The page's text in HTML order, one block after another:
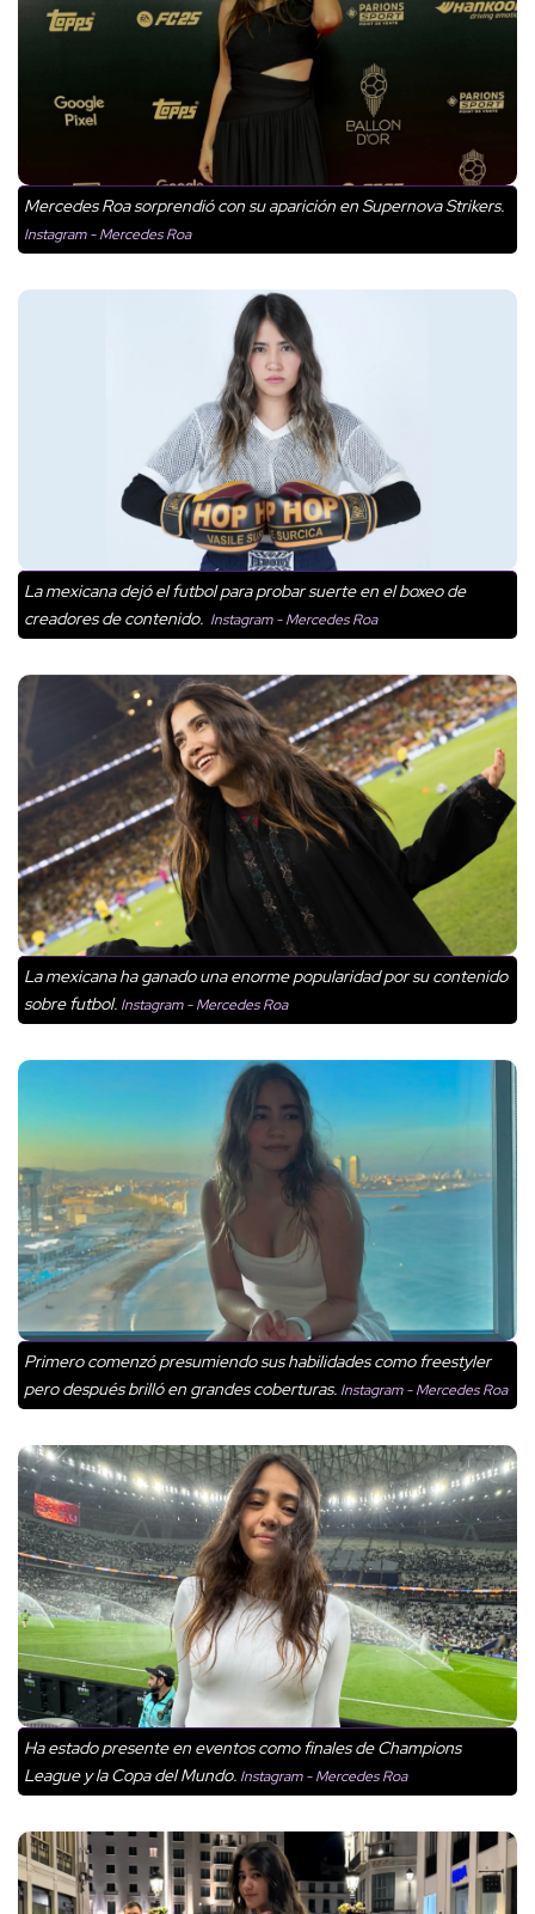
Mercedes Roa sorprendió con su aparición en Supernova Strikers.
Instagram - Mercedes Roa
La mexicana dejó el futbol para probar suerte en el boxeo de
creadores de contenido. Instagram - Mercedes Roa
La mexicana ha ganado una enorme popularidad por su contenido
sobre futbol. Instagram - Mercedes Roa
Primero comenzó presumiendo sus habilidades como freestyler
pero después brilló en grandes coberturas. Instagram - Mercedes Roa
Ha estado presente en eventos como finales de Champions
League y la Copa del Mundo. Instagram - Mercedes Roa